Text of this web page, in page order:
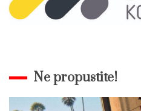
Ne propustite!